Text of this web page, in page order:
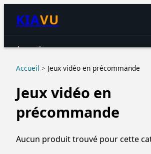
KIAVU
Accueil
Chats
Petits animaux
Oiseaux
Aquariophilie
Accueil > Jeux vidéo en précommande
Jeux vidéo en
précommande
Aucun produit trouvé pour cette